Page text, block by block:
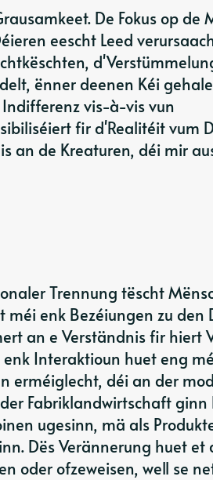
De Fokus op de
eescht Leed
ënner deenen Kéi
vis-à-vis vun
fir d'Realitéit vum
an de Kreaturen, déi mir
Trennung tëscht
enk Bezéiungen zu den
an e Verständnis fir hiert
enk Interaktioun huet eng
erméiglecht, déi an der
Fabriklandwirtschaft ginn
ugesinn, mä als
Dës Verännerung huet et
oder ofzeweisen, well se